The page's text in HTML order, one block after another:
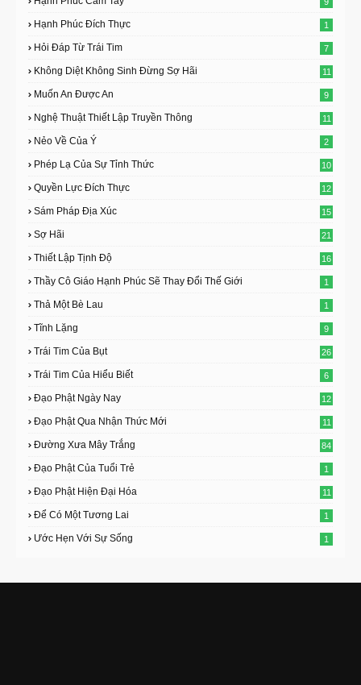
Hạnh Phúc Đích Thực 1
Hỏi Đáp Từ Trái Tim 7
Không Diệt Không Sinh Đừng Sợ Hãi 11
Muốn An Được An 9
Nghệ Thuật Thiết Lập Truyền Thông 11
Nẻo Về Của Ý 2
Phép Lạ Của Sự Tỉnh Thức 10
Quyền Lực Đích Thực 12
Sám Pháp Địa Xúc 15
Sợ Hãi 21
Thiết Lập Tịnh Độ 16
Thầy Cô Giáo Hạnh Phúc Sẽ Thay Đổi Thế Giới 1
Thả Một Bè Lau 1
Tĩnh Lặng 9
Trái Tim Của Bụt 26
Trái Tim Của Hiểu Biết 6
Đạo Phật Ngày Nay 12
Đạo Phật Qua Nhận Thức Mới 11
Đường Xưa Mây Trắng 84
Đạo Phật Của Tuổi Trẻ 1
Đạo Phật Hiện Đại Hóa 11
Để Có Một Tương Lai 1
Ước Hẹn Với Sự Sống 1